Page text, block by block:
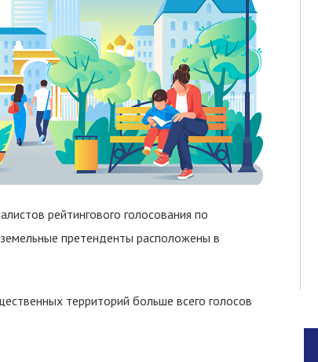
рейтингового голосования по
претенденты расположены в
территорий больше всего голосов